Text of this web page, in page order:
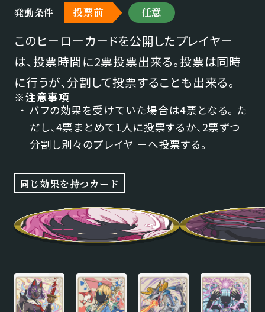
発動条件 投票前 任意
このヒーローカードを公開したプレイヤー
は、投票時間に2票投票出来る。投票は同時
に行うが、分割して投票することも出来る。
※注意事項
バフの効果を受けていた場合は4票となる。 た
だし、4票まとめて1人に投票するか、2票ずつ
分割し別々のプレイヤ ーへ投票する。
同じ効果を持つカード